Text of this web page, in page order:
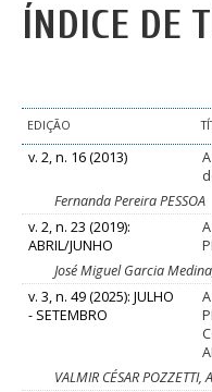
ÍNDICE DE
EDIÇÃO
v. 2, n. 16 (2013)
Fernanda Pereira PESSOA
v. 2, n. 23 (2019):
ABRIL/JUNHO
José Miguel Garcia
v. 3, n. 49 (2025): JULHO
- SETEMBRO
VALMIR CÉSAR